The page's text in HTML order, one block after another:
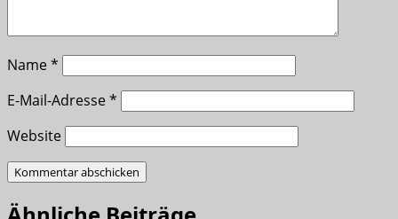
Name*
E-Mail-Adresse*
Website